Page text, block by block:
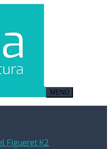
MENÚ
Figueret K2